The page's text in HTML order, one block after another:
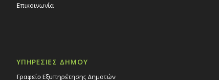
Επικοινωνία
ΥΠΗΡΕΣΙΕΣ ΔΗΜΟΥ
Γραφείο Εξυπηρέτησης Δημοτών